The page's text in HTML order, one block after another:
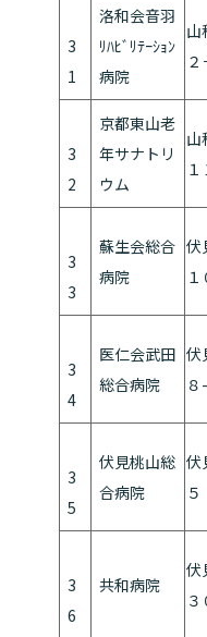
3
1
洛和会音羽
ﾘﾊﾋﾞﾘﾃｰｼｮﾝ
病院
山
２
3
2
京都東山老
年サナトリ
ウム
山
１
3
3
蘇生会総合
病院
伏
１
3
4
医仁会武田
総合病院
伏
８
3
5
伏見桃山総
合病院
伏
５
3
6
共和病院
伏
３